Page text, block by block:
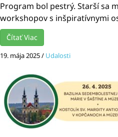
Program bol pestrý. Starší sa
workshopov s inšpiratívnymi
Čítať Viac
19. mája 2025/ Udalosti